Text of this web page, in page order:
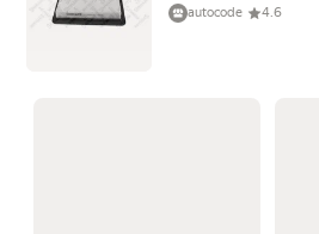
autocode
4.6